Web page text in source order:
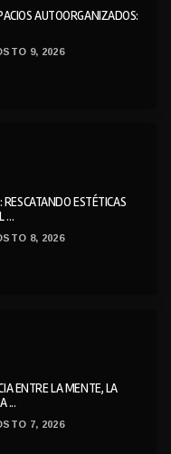
AUTOORGANIZADOS:
9, 2026
ESTÉTICAS
...
8, 2026
ENTRE LA MENTE, LA
...
7, 2026